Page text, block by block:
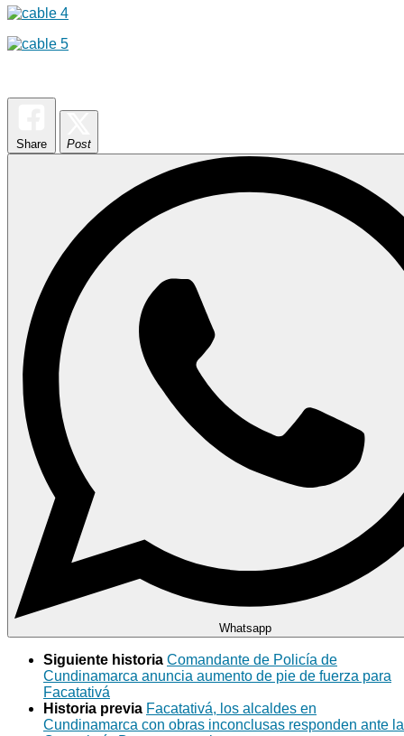
Share Post
Whatsapp
Siguiente historia Comandante de Policía de
Cundinamarca anuncia aumento de pie de fuerza para
Facatativá
Historia previa Facatativá, los alcaldes en
Cundinamarca con obras inconclusas responden ante la